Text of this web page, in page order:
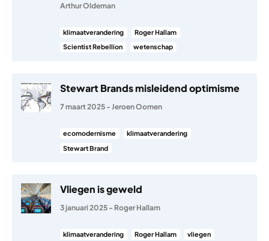
Arthur Oldeman
klimaatverandering
Roger Hallam
Scientist Rebellion
wetenschap
Stewart Brands misleidend optimisme
7 maart 2025 - Jeroen Oomen
ecomodernisme
klimaatverandering
Stewart Brand
Vliegen is geweld
3 januari 2025 - Roger Hallam
klimaatverandering Roger Hallam vliegen